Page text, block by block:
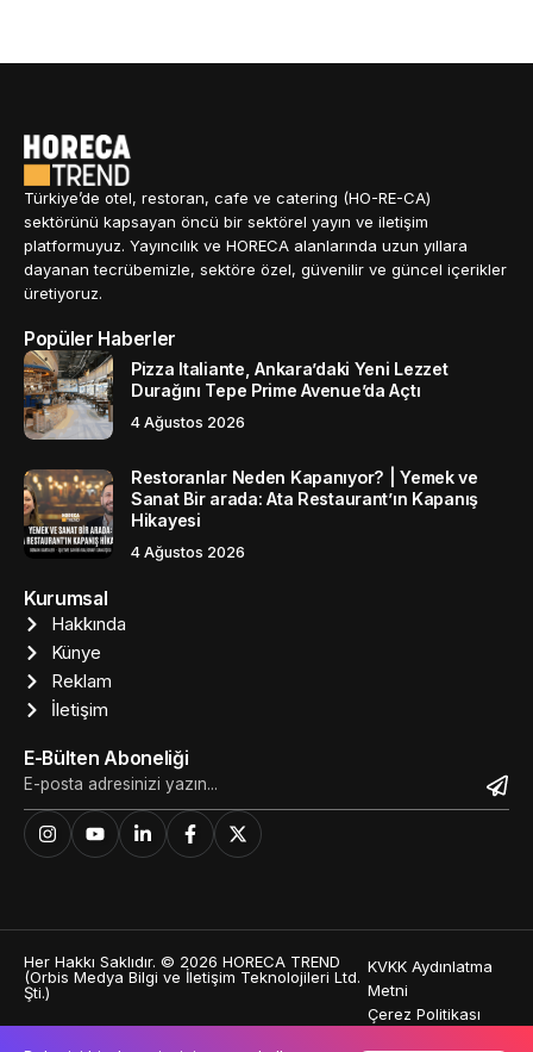
Türkiye’de otel, restoran, cafe ve catering (HO-RE-CA)
sektörünü kapsayan öncü bir sektörel yayın ve iletişim
platformuyuz. Yayıncılık ve HORECA alanlarında uzun yıllara
dayanan tecrübemizle, sektöre özel, güvenilir ve güncel içerikler
üretiyoruz.
Popüler Haberler
Pizza Italiante, Ankara’daki Yeni Lezzet
Durağını Tepe Prime Avenue’da Açtı
4 Ağustos 2026
Restoranlar Neden Kapanıyor? | Yemek ve
Sanat Bir arada: Ata Restaurant’ın Kapanış
Hikayesi
4 Ağustos 2026
Kurumsal
Hakkında
Künye
Reklam
İletişim
E-Bülten Aboneliği
Her Hakkı Saklıdır. © 2026 HORECA TREND
(Orbis Medya Bilgi ve İletişim Teknolojileri Ltd.
Şti.)
KVKK Aydınlatma
Metni
Çerez Politikası